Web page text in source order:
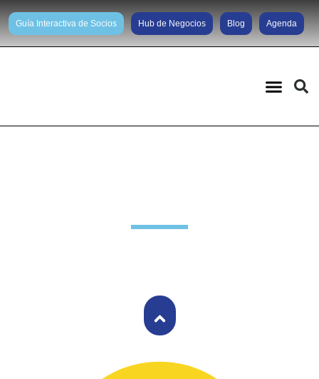
Guía Interactiva de Socios Hub de Negocios Blog Agenda